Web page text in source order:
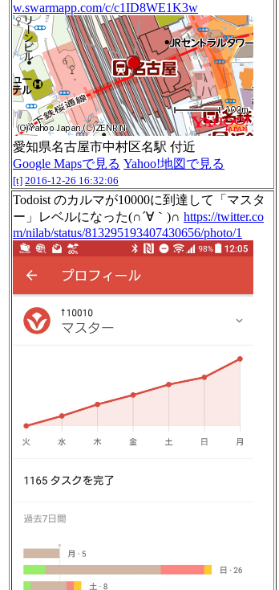
w.swarmapp.com/c/c1ID8WE1K3w
愛知県名古屋市中村区名駅 付近
Google Mapsで見る Yahoo!地図で見る
[t] 2016-12-26 16:32:06
Todoist のカルマが10000に到達して「マスタ
ー」レベルになった(∩´∀｀)∩ https://twitter.co
m/nilab/status/813295193407430656/photo/1